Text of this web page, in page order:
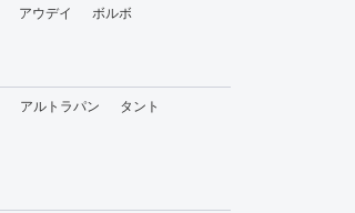
アウデイ ボルボ
アルトラパン
タント